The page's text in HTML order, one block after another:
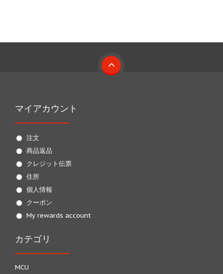
マイアカウント
注文
商品返品
クレジット伝票
住所
個人情報
クーポン
My rewards account
カテゴリ
MCU